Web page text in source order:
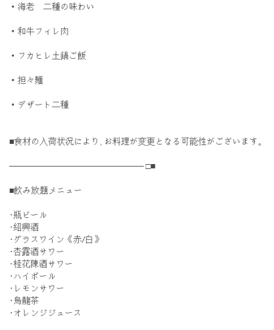
・海老 二種の味わい
・和牛フィレ肉
・フカヒレ土鍋ご飯
・担々麺
・デザート二種
■食材の入荷状況により､お料理が変更となる可能性がございます｡
────────────────────── □■
■飲み放題メニュー
･瓶ビール
･紹興酒
･グラスワイン《赤/白》
･杏露酒サワー
･桂花陳酒サワー
･ハイボール
･レモンサワー
･烏龍茶
･オレンジジュース